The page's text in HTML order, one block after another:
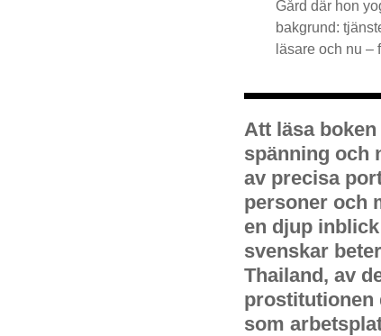
Gård där hon
bakgrund:
läsare och nu –
Att läsa
spänning och
av precisa
personer och
en djup
svenskar
Thailand, av
prostitutionen
som